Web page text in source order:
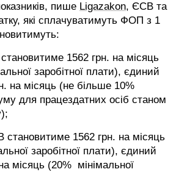
пише Ligazakon, ЄСВ та
які сплачуватимуть ФОП з 1
1562 грн. на місяць
заробітної плати), єдиний
на місяць (не більше 10%
для працездатних осіб станом
становитиме 1562 грн. на місяць
заробітної плати), єдиний
місяць (20% мінімальної